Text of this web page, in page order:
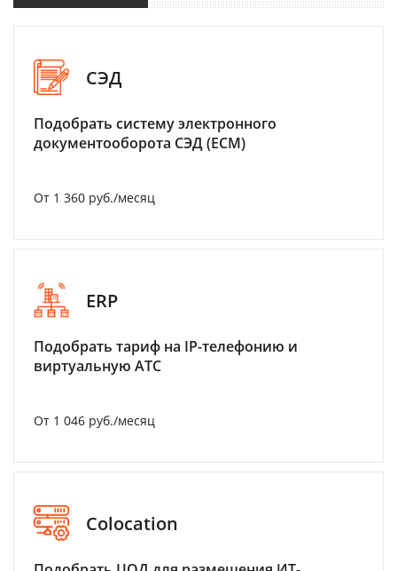
СЭД
Подобрать систему электронного
документооборота СЭД (ECM)
От 1 360 руб./месяц
ERP
Подобрать тариф на IP-телефонию и
виртуальную АТС
От 1 046 руб./месяц
Colocation